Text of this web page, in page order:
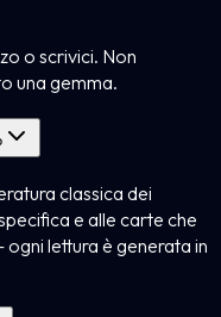
o scrivici. Non
una gemma.
classica dei
e alle carte che
lettura è generata in